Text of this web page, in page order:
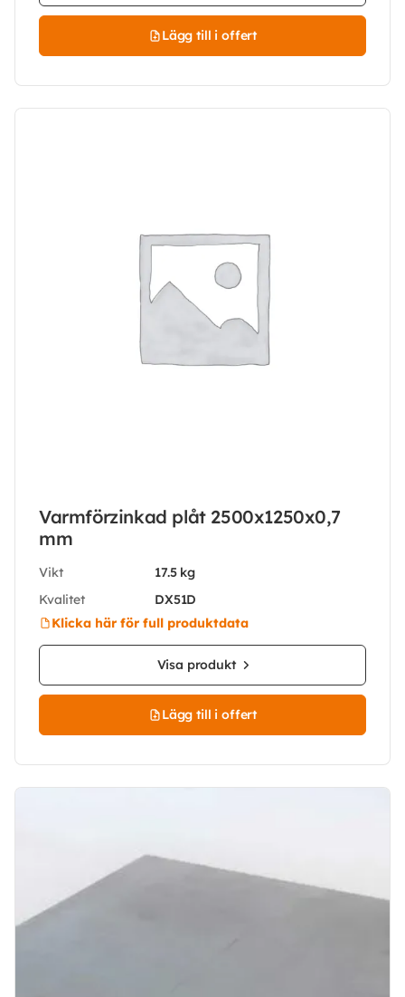
Lägg till i offert
Varmförzinkad plåt 2500x1250x0,7
mm
Vikt
17.5 kg
Kvalitet
DX51D
Klicka här för full produktdata
Visa produkt
Lägg till i offert